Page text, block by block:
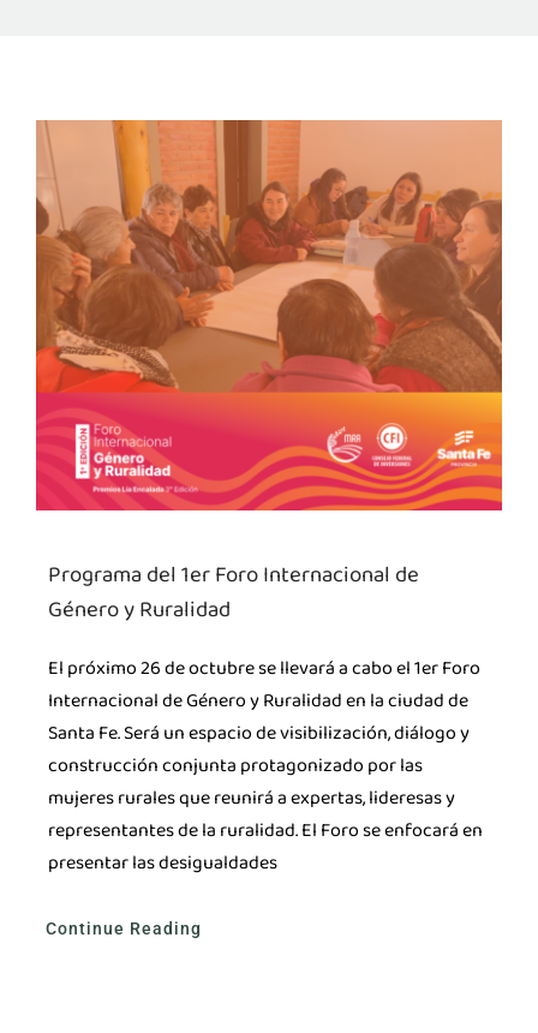
Programa del 1er Foro Internacional de
Género y Ruralidad
El próximo 26 de octubre se llevará a cabo el 1er Foro
Internacional de Género y Ruralidad en la ciudad de
Santa Fe. Será un espacio de visibilización, diálogo y
construcción conjunta protagonizado por las
mujeres rurales que reunirá a expertas, lideresas y
representantes de la ruralidad. El Foro se enfocará en
presentar las desigualdades
Continue Reading